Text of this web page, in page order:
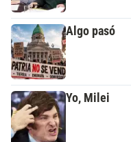
Algo pasó
Yo, Milei